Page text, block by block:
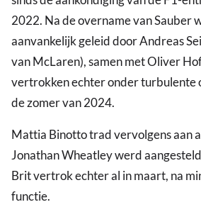
2022. Na de overname van Sauber
aanvankelijk geleid door Andreas
van McLaren), samen met Oliver
vertrokken echter onder turbulente
de zomer van 2024.
Mattia Binotto trad vervolgens aan
Jonathan Wheatley werd
Brit vertrok echter al in maart, na
functie.